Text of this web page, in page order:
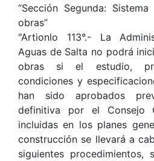
“Sección Segunda:
obras”
"Artionlo 113°.- La
Aguas de Salta no podrá
obras si el estudio,
condiciones y
han sido aprobados
definitiva por el Consejo
incluidas en los planes
construcción se llevará a
siguientes